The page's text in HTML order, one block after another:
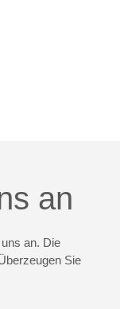
an
an. Die
Sie